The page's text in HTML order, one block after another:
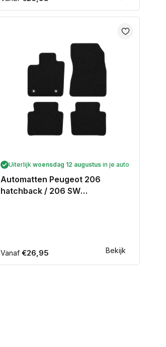
prijs
Bekijk
Uiterlijk woensdag 12 augustus in je auto
Automatten Peugeot 206
hatchback / 206 SW
Normale
prijs
Vanaf €26,95